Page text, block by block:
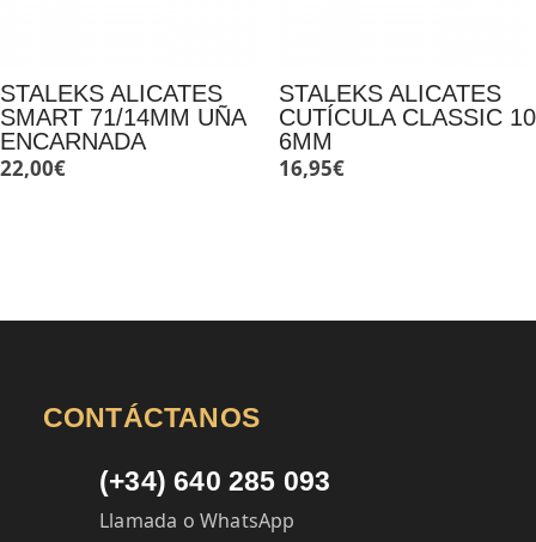
STALEKS ALICATES
SMART 71/14MM UÑA
ENCARNADA
22,00€
STALEKS ALICATES
CUTÍCULA CLASSIC 10
6MM
16,95€
CONTÁCTANOS
(+34) 640 285 093
Llamada o WhatsApp